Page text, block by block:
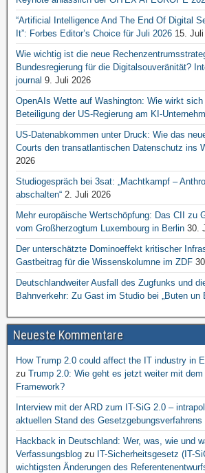
“Artificial Intelligence And The End Of Digital
It”: Forbes Editor’s Choice für Juli 2026 15.
Wie wichtig ist die neue
Bundesregierung für die Digitalsouveränität?
journal 9. Juli 2026
OpenAIs Wette auf Washington: Wie wirkt
Beteiligung der US-Regierung am KI-
US-Datenabkommen unter Druck: Wie das
Courts den transatlantischen Datenschutz ins
2026
Studiogespräch bei 3sat: „Machtkampf –
abschalten“ 2. Juli 2026
Mehr europäische Wertschöpfung: Das CII zu
vom Großherzogtum Luxembourg in Berlin 30.
Der unterschätzte Dominoeffekt kritischer
Gastbeitrag für die Wissenskolumne im ZDF
Deutschlandweiter Ausfall des Zugfunks und
Bahnverkehr: Zu Gast im Studio bei „Buten un
Neueste Kommentare
How Trump 2.0 could affect the IT industry in
zu Trump 2.0: Wie geht es jetzt weiter mit
Framework?
Interview mit der ARD zum IT-SiG 2.0 –
aktuellen Stand des
Hackback in Deutschland: Wer, was, wie und
Verfassungsblog zu IT-Sicherheitsgesetz (IT-
wichtigsten Änderungen des